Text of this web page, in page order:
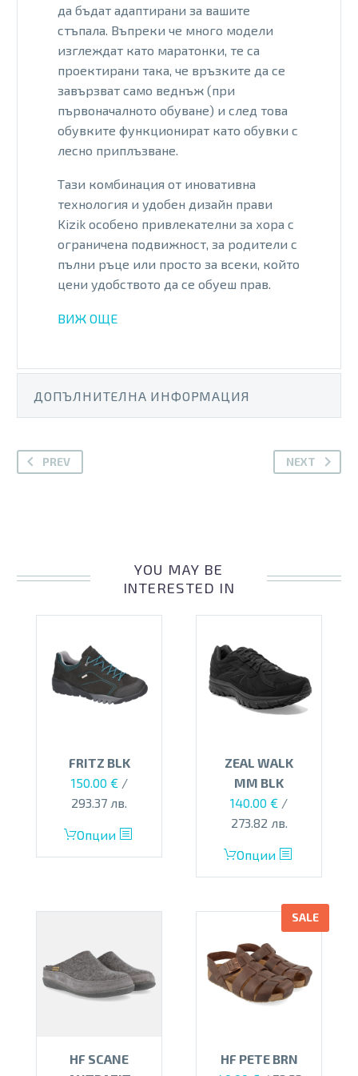
да бъдат адаптирани за вашите
стъпала. Въпреки че много модели
изглеждат като маратонки, те са
проектирани така, че връзките да се
завързват само веднъж (при
първоначалното обуване) и след това
обувките функционират като обувки с
лесно приплъзване.
Тази комбинация от иновативна
технология и удобен дизайн прави
Kizik особено привлекателни за хора с
ограничена подвижност, за родители с
пълни ръце или просто за всеки, който
цени удобството да се обуеш прав.
ВИЖ ОЩЕ
ДОПЪЛНИТЕЛНА ИНФОРМАЦИЯ
PREV NEXT
YOU MAY BE
INTERESTED IN
FRITZ BLK
150.00 € /
293.37 лв.
Опции
This
product
variants.
options
may
be
the
ZEAL WALK
MM BLK
140.00 € /
273.82 лв.
Опции
This
product
multiple
variants.
The
options
may
on
HF SCANE
SALE
HF PETE BRN